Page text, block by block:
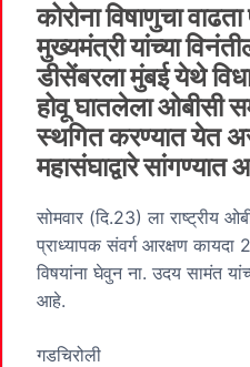
कोरोना विषाणुचा
मुख्यमंत्री यांच्या
डीसेंबरला मुंबई येथे
होवू घातलेला ओबीसी
स्थगित करण्यात येत
महासंघाद्वारे
सोमवार (दि.23) ला राष्ट्रीय
प्राध्यापक संवर्ग आरक्षण कायदा
विषयांना घेवुन ना. उदय सामंत
आहे.
गडचिरोली